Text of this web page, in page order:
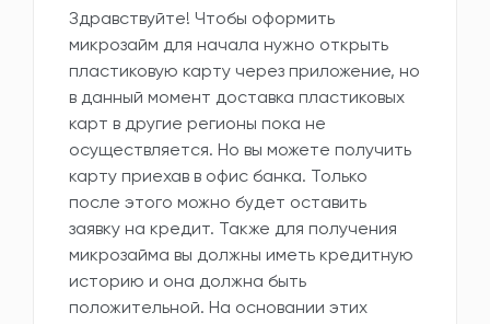
Здравствуйте! Чтобы оформить
микрозайм для начала нужно открыть
пластиковую карту через приложение, но
в данный момент доставка пластиковых
карт в другие регионы пока не
осуществляется. Но вы можете получить
карту приехав в офис банка. Только
после этого можно будет оставить
заявку на кредит. Также для получения
микрозайма вы должны иметь кредитную
историю и она должна быть
положительной. На основании этих